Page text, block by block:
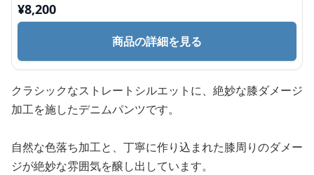
¥8,200
商品の詳細を見る
クラシックなストレートシルエットに、絶妙な膝ダメージ
加工を施したデニムパンツです。
自然な色落ち加工と、丁寧に作り込まれた膝周りのダメー
ジが絶妙な雰囲気を醸し出しています。